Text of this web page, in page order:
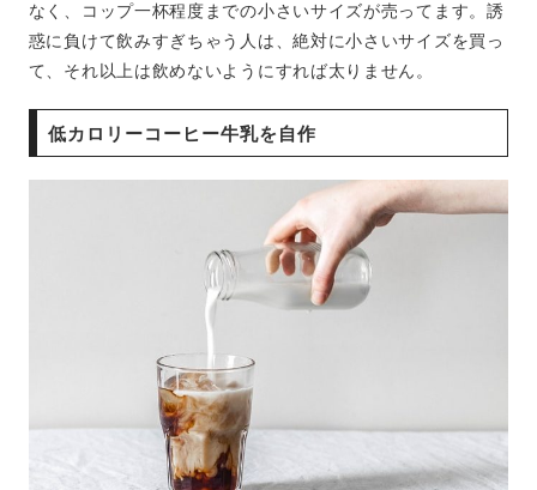
なく、コップ一杯程度までの小さいサイズが売ってます。誘
惑に負けて飲みすぎちゃう人は、絶対に小さいサイズを買っ
て、それ以上は飲めないようにすれば太りません。
低カロリーコーヒー牛乳を自作